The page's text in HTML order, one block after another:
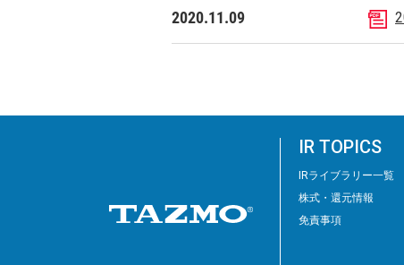
2020.11.09
IR TOPICS
IRライブラリー⼀覧
株式・還元情報
免責事項